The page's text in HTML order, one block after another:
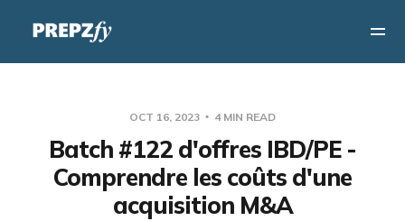
OCT 16, 2023 4 MIN READ
Batch #122 d'offres IBD/PE -
Comprendre les coûts d'une
acquisition M&A